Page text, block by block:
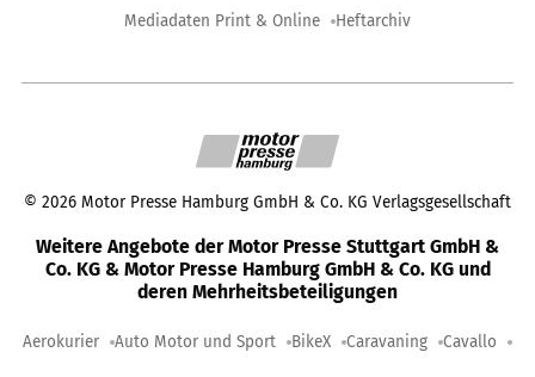
Mediadaten Print & Online Heftarchiv
© 2026 Motor Presse Hamburg GmbH & Co. KG Verlagsgesellschaft
Weitere Angebote der Motor Presse Stuttgart GmbH &
Co. KG & Motor Presse Hamburg GmbH & Co. KG und
deren Mehrheitsbeteiligungen
Aerokurier Auto Motor und Sport BikeX Caravaning Cavallo